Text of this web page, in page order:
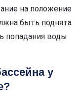
на положение
быть поднята
попадания воды
у